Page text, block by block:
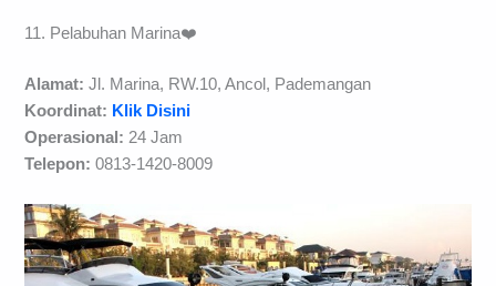
11. Pelabuhan Marina❤️
Alamat:Jl. Marina, RW.10, Ancol, Pademangan
Koordinat: Klik Disini
Operasional:24 Jam
Telepon:0813-1420-8009